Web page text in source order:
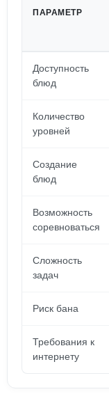
ПАРАМЕТР
Доступность
блюд
Количество
уровней
Создание
блюд
Возможность
соревноваться
Сложность
задач
Риск бана
Требования к
интернету